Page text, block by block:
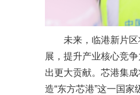
未来，临港新片
展，提升产业核心竞
出更大贡献。芯港集
造“东方芯港”这一国家